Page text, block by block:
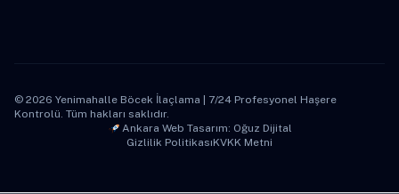
© 2026 Yenimahalle Böcek İlaçlama | 7/24 Profesyonel Haşere
Kontrolü. Tüm hakları saklıdır.
Ankara Web Tasarım: Oğuz Dijital
Gizlilik PolitikasıKVKK Metni